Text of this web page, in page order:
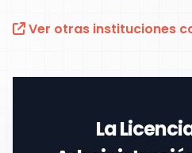
Ver otras instituciones
La